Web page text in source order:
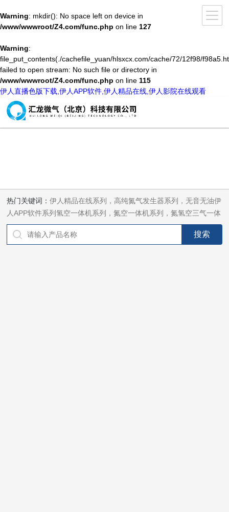
Warning: mkdir(): No space left on device in
/www/wwwroot/Z4.com/func.php on line 127
Warning:
file_put_contents(./cachefile_yuan/hlsxcx.com/cache/72/12f98/
failed to open stream: No such file or directory in
/www/wwwroot/Z4.com/func.php on line 115
伊人直播色版下载,伊人APP软件,伊人精品在线,伊人影院在线观看
热门关键词：伊人精品在线系列，高纯氮气发生器系列，无音无油伊
人APP软件系列氢空一体机系列，氮空一体机系列，氮氢空三气一体
机系列，气体净化器系列，代理日本DKK-TOA水质分析，水质检测
仪器，代理南韩SitekPH/离子计，DO计，电导计，多功能计，